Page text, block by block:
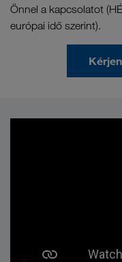
Önnel a kapcsolatot
európai idő szerint).